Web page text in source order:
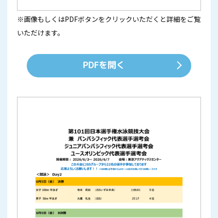
※画像もしくはPDFボタンをクリックいただくと詳細をご覧
いただけます。
PDFを開く